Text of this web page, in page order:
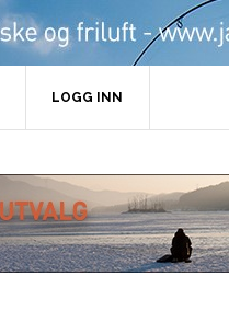
LOGG INN